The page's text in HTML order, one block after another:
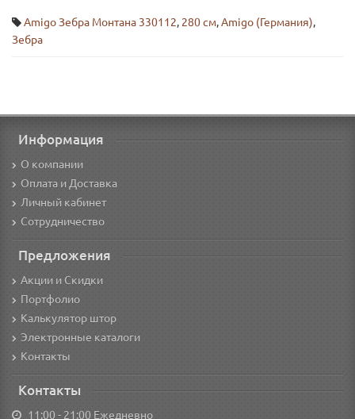
Amigo Зебра Монтана 330112, 280 см,Amigo (Германия),
Зебра
Информация
О компании
Оплата и Доставка
Личный кабинет
Сотрудничество
Предложения
Акции и Скидки
Портфолио
Калькулятор штор
Электронные каталоги
Контакты
Контакты
11:00 - 21:00 Ежедневно